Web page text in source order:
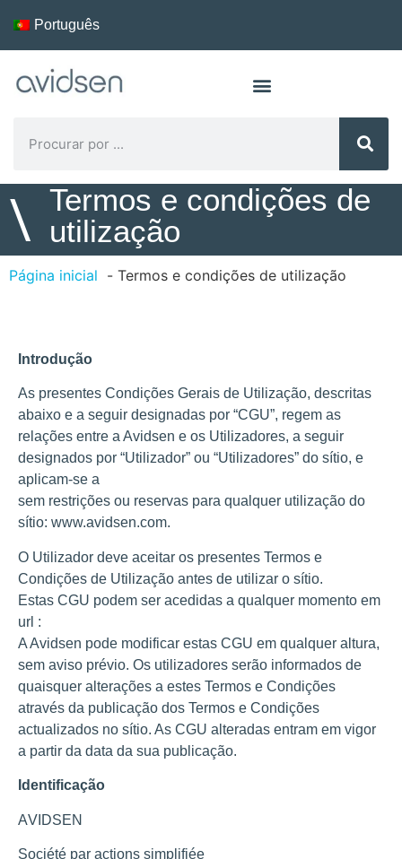
Português
\ Termos e condições de
utilização
Página inicial Termos e condições de utilização
Introdução
As presentes Condições Gerais de Utilização, descritas
abaixo e a seguir designadas por “CGU”, regem as
relações entre a Avidsen e os Utilizadores, a seguir
designados por “Utilizador” ou “Utilizadores” do sítio, e
aplicam-se a
sem restrições ou reservas para qualquer utilização do
sítio: www.avidsen.com.
O Utilizador deve aceitar os presentes Termos e
Condições de Utilização antes de utilizar o sítio.
Estas CGU podem ser acedidas a qualquer momento em
url :
A Avidsen pode modificar estas CGU em qualquer altura,
sem aviso prévio. Os utilizadores serão informados de
quaisquer alterações a estes Termos e Condições
através da publicação dos Termos e Condições
actualizados no sítio. As CGU alteradas entram em vigor
a partir da data da sua publicação.
Identificação
АVІDЅЕN
Ѕосіété раr асtіоnѕ ѕіmрlіfіéе